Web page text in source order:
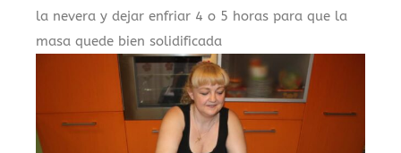
la nevera y dejar enfriar 4 o 5 horas para que la
masa quede bien solidificada